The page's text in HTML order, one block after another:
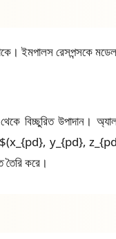
ইমপালস রেসপন্সকে মডেল
বিচ্ছুরিত উপাদান।
y_{pd},
করে।